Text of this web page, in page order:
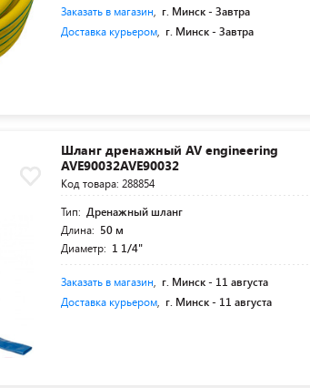
Заказать в магазин г. Минск -Завтра
Доставка курьером г. Минск -Завтра
Шланг дренажный AV engineering
AVE90032AVE90032
Код товара: 288854
Тип: Дренажный шланг
Длина: 50 м
Диаметр: 1 1/4"
Заказать в магазин г. Минск - 11 августа
Доставка курьером г. Минск - 11 августа